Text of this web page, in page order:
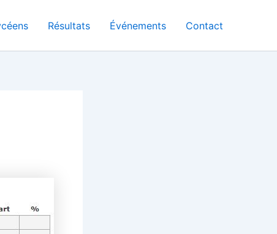
Résultats Événements Contact